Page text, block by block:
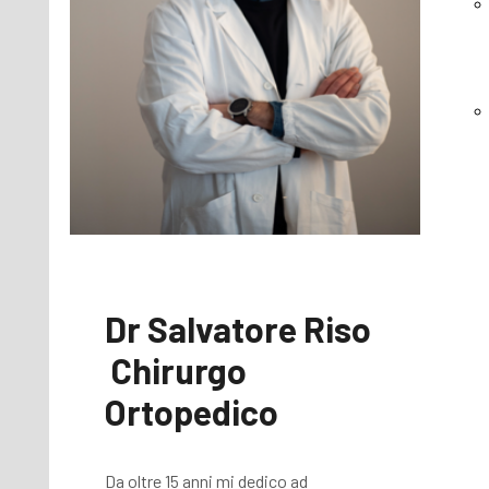
Dr Salvatore Riso
Chirurgo
Ortopedico
Da oltre 15 anni mi dedico ad